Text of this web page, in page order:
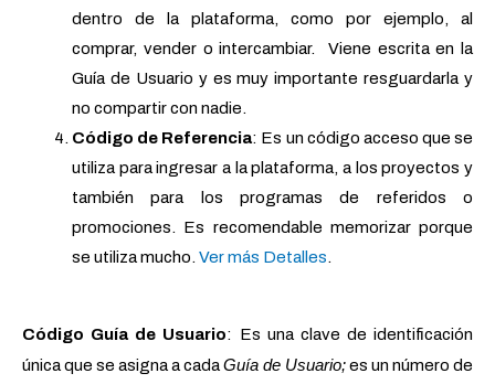
dentro de la plataforma, como por ejemplo, al
comprar, vender o intercambiar. Viene escrita en la
Guía de Usuario y es muy importante resguardarla y
no compartir con nadie.
Código de Referencia: Es un código acceso que se
utiliza para ingresar a la plataforma, a los proyectos y
también para los programas de referidos o
promociones. Es recomendable memorizar porque
se utiliza mucho. Ver más Detalles.
Código Guía de Usuario: Es una clave de identificación
única que se asigna a cadaGuía de Usuario;es un número de